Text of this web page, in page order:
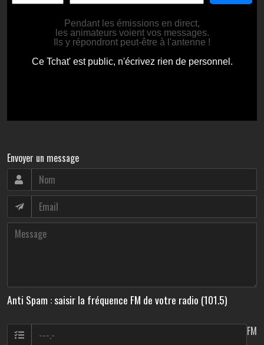
Envoyer un message
Anti Spam : saisir la fréquence FM de votre radio (101.5)
FM